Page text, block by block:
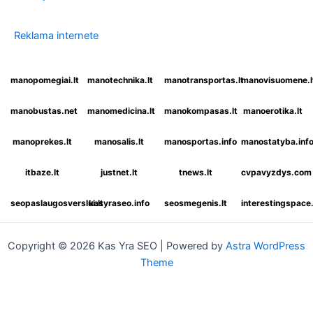
Reklama internete
manopomegiai.lt manotechnika.lt manotransportas.lt
manobustas.net manomedicina.lt manokompasas.lt manoerotika.lt
manoprekes.lt manosalis.lt manosportas.info manostatyba.info
itbaze.lt justnet.lt tnews.lt cvpavyzdys.com
seopaslaugosverslui.ltkasyraseo.info seosmegenis.lt
Copyright © 2026 Kas Yra SEO | Powered by Astra WordPress
Theme